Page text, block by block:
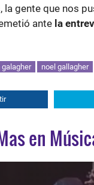
la gente que nos
ante la
galagher noel gallagher
en